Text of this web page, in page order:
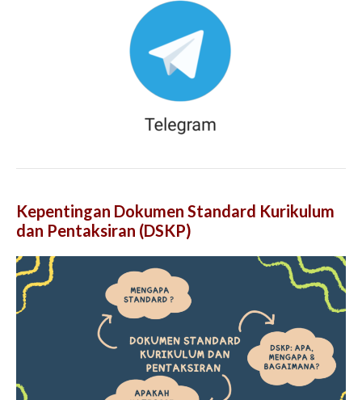
Kepentingan Dokumen Standard Kurikulum
dan Pentaksiran (DSKP)